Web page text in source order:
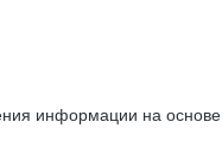
информации на